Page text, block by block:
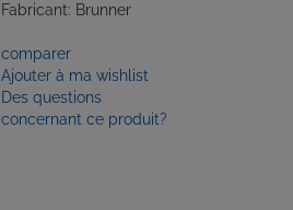
Fabricant: Brunner
comparer
Ajouter à ma wishlist
Des questions
concernant ce produit?